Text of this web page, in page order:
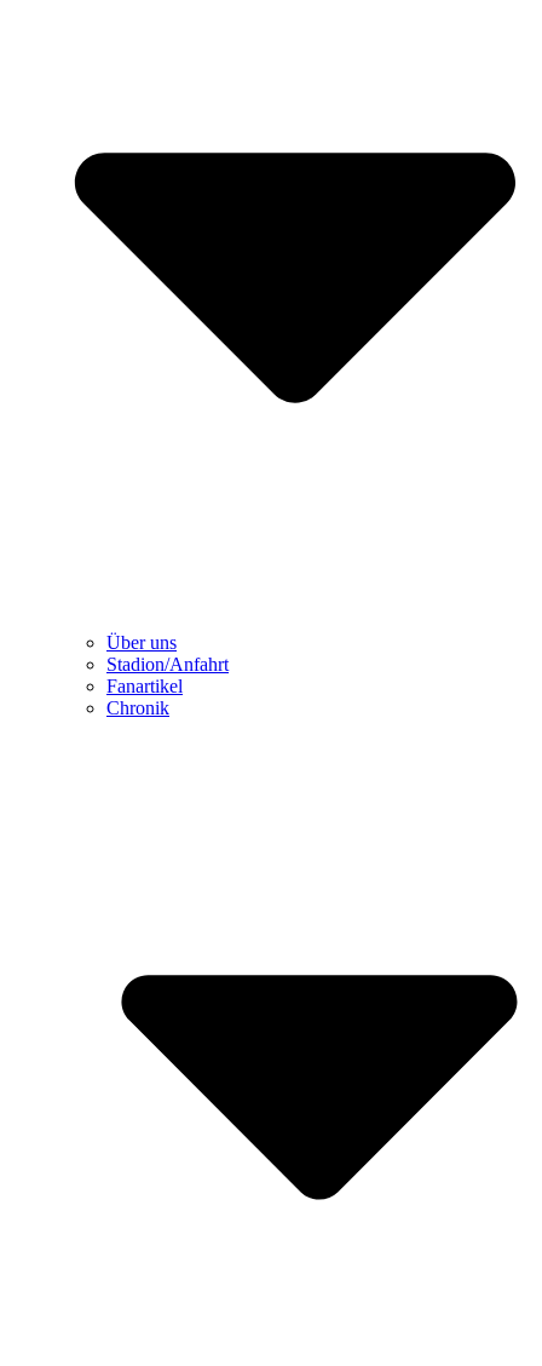
Über uns
Stadion/Anfahrt
Fanartikel
Chronik